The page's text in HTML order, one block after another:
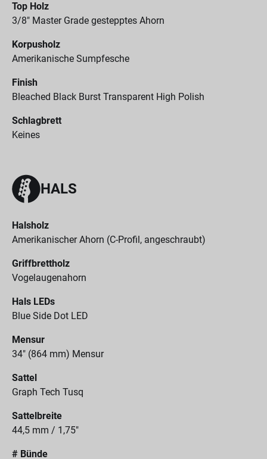
Top Holz
3/8" Master Grade gestepptes Ahorn
Korpusholz
Amerikanische Sumpfesche
Finish
Bleached Black Burst Transparent High Polish
Schlagbrett
Keines
HALS
Halsholz
Amerikanischer Ahorn (C-Profil, angeschraubt)
Griffbrettholz
Vogelaugenahorn
Hals LEDs
Blue Side Dot LED
Mensur
34" (864 mm) Mensur
Sattel
Graph Tech Tusq
Sattelbreite
44,5 mm / 1,75"
# Bünde